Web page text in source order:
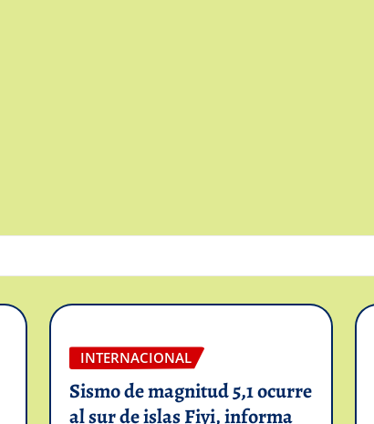
INTERNACIONAL
Sismo de magnitud 5,1 ocurre
al sur de islas Fiyi, informa